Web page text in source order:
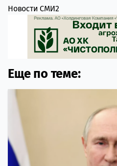
Новости СМИ2
Еще по теме: